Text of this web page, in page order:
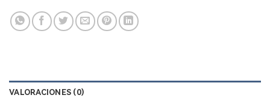
VALORACIONES (0)